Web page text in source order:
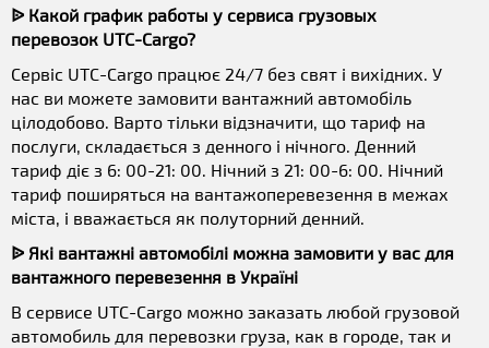
ᐉ Какой график работы у сервиса грузовых
перевозок UTC-Cargo?
Сервіс UTC-Cargo працює 24/7 без свят і вихідних. У
нас ви можете замовити вантажний автомобіль
цілодобово. Варто тільки відзначити, що тариф на
послуги, складається з денного і нічного. Денний
тариф діє з 6: 00-21: 00. Нічний з 21: 00-6: 00. Нічний
тариф поширяться на вантажоперевезення в межах
міста, і вважається як полуторний денний.
ᐉ Які вантажні автомобілі можна замовити у вас для
вантажного перевезення в Україні
В сервисе UTC-Cargo можно заказать любой грузовой
автомобиль для перевозки груза, как в городе, так и